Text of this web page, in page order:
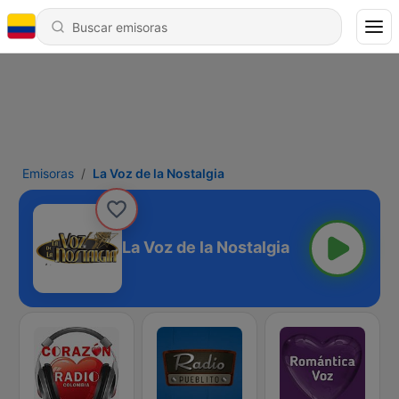
Emisoras La Voz de la Nostalgia
La Voz de la Nostalgia